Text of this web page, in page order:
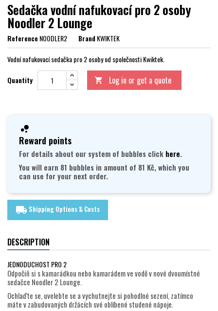
Sedačka vodní nafukovací pro 2 osoby
Noodler 2 Lounge
ReferenceNOODLER2 BrandKWIKTEK
Vodní nafukovací sedačka pro 2 osoby od společnosti Kwiktek.
Quantity  Log in or get a quote
Reward points
For details about our system of bubbles click here.
You will earn 81 bubbles in amount of 81 Kč, which you
can use for your next order.
local_shipping Shipping Options & Costs
DESCRIPTION
JEDNODUCHOST PRO 2
Odpočiň si s kamarádkou nebo kamarádem ve vodě v nové dvoumístné
sedačce Noodler 2 Lounge.
Ochlaďte se, uvelebte se a vychutnejte si pohodlné sezení, zatímco
máte v zabudovaných držácích své oblíbené studené nápoje.